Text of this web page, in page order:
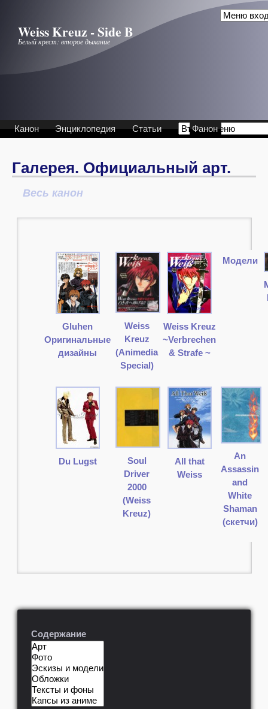
Weiss Kreuz - Side B
Белый крест: второе дыхание
Канон Энциклопедия Статьи Фанон
Галерея. Официальный арт.
Весь канон
Gluhen
Оригинальные
дизайны
Weiss
Kreuz
(Animedia
Special)
Weiss Kreuz
~Verbrechen
& Strafe ~
Модели
Du Lugst
Soul
Driver
2000
(Weiss
Kreuz)
All that
Weiss
An
Assassin
and
White
Shaman
(скетчи)
Содержание